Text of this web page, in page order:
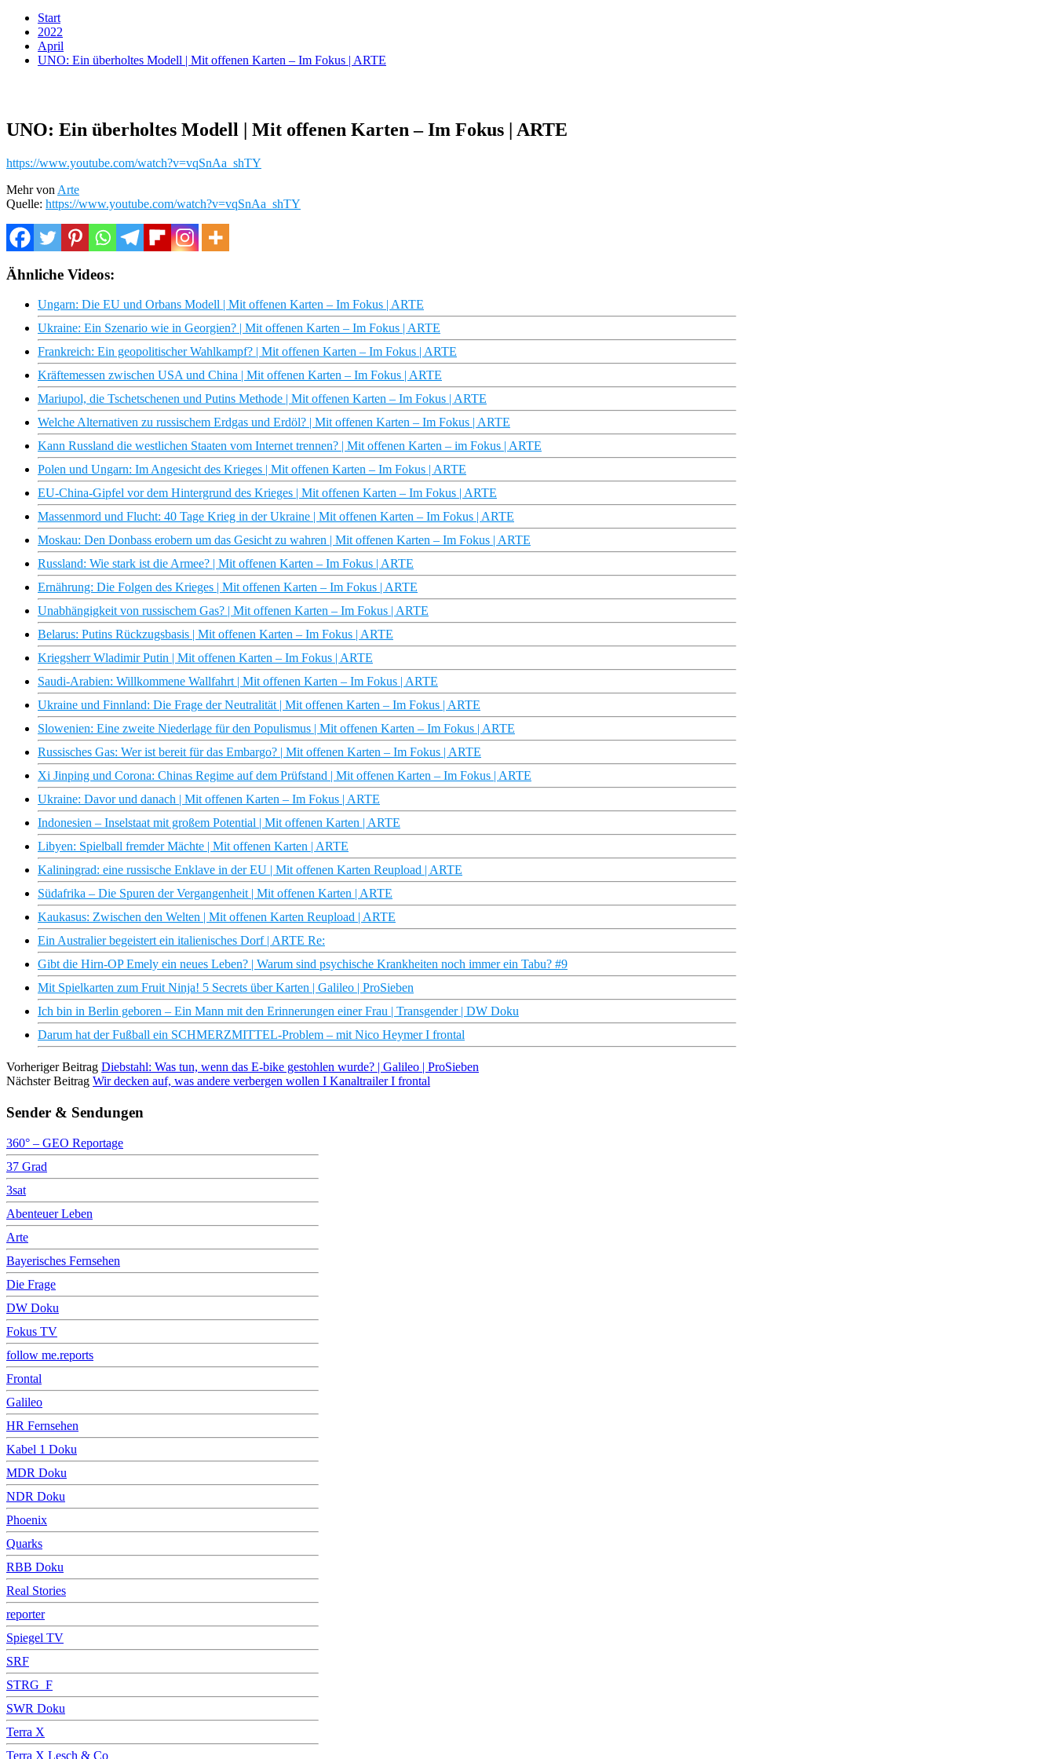
Start
2022
April
UNO: Ein überholtes Modell | Mit offenen Karten – Im Fokus | ARTE
UNO: Ein überholtes Modell | Mit offenen Karten – Im Fokus | ARTE
https://www.youtube.com/watch?v=vqSnAa_shTY
Mehr von Arte
Quelle: https://www.youtube.com/watch?v=vqSnAa_shTY
Ähnliche Videos:
Ungarn: Die EU und Orbans Modell | Mit offenen Karten – Im Fokus | ARTE
Ukraine: Ein Szenario wie in Georgien? | Mit offenen Karten – Im Fokus | ARTE
Frankreich: Ein geopolitischer Wahlkampf? | Mit offenen Karten – Im Fokus | ARTE
Kräftemessen zwischen USA und China | Mit offenen Karten – Im Fokus | ARTE
Mariupol, die Tschetschenen und Putins Methode | Mit offenen Karten – Im Fokus | ARTE
Welche Alternativen zu russischem Erdgas und Erdöl? | Mit offenen Karten – Im Fokus | ARTE
Kann Russland die westlichen Staaten vom Internet trennen? | Mit offenen Karten – im Fokus | ARTE
Polen und Ungarn: Im Angesicht des Krieges | Mit offenen Karten – Im Fokus | ARTE
EU-China-Gipfel vor dem Hintergrund des Krieges | Mit offenen Karten – Im Fokus | ARTE
Massenmord und Flucht: 40 Tage Krieg in der Ukraine | Mit offenen Karten – Im Fokus | ARTE
Moskau: Den Donbass erobern um das Gesicht zu wahren | Mit offenen Karten – Im Fokus | ARTE
Russland: Wie stark ist die Armee? | Mit offenen Karten – Im Fokus | ARTE
Ernährung: Die Folgen des Krieges | Mit offenen Karten – Im Fokus | ARTE
Unabhängigkeit von russischem Gas? | Mit offenen Karten – Im Fokus | ARTE
Belarus: Putins Rückzugsbasis | Mit offenen Karten – Im Fokus | ARTE
Kriegsherr Wladimir Putin | Mit offenen Karten – Im Fokus | ARTE
Saudi-Arabien: Willkommene Wallfahrt | Mit offenen Karten – Im Fokus | ARTE
Ukraine und Finnland: Die Frage der Neutralität | Mit offenen Karten – Im Fokus | ARTE
Slowenien: Eine zweite Niederlage für den Populismus | Mit offenen Karten – Im Fokus | ARTE
Russisches Gas: Wer ist bereit für das Embargo? | Mit offenen Karten – Im Fokus | ARTE
Xi Jinping und Corona: Chinas Regime auf dem Prüfstand | Mit offenen Karten – Im Fokus | ARTE
Ukraine: Davor und danach | Mit offenen Karten – Im Fokus | ARTE
Indonesien – Inselstaat mit großem Potential | Mit offenen Karten | ARTE
Libyen: Spielball fremder Mächte | Mit offenen Karten | ARTE
Kaliningrad: eine russische Enklave in der EU | Mit offenen Karten Reupload | ARTE
Südafrika – Die Spuren der Vergangenheit | Mit offenen Karten | ARTE
Kaukasus: Zwischen den Welten | Mit offenen Karten Reupload | ARTE
Ein Australier begeistert ein italienisches Dorf | ARTE Re:
Gibt die Hirn-OP Emely ein neues Leben? | Warum sind psychische Krankheiten noch immer ein Tabu? #9
Mit Spielkarten zum Fruit Ninja! 5 Secrets über Karten | Galileo | ProSieben
Ich bin in Berlin geboren – Ein Mann mit den Erinnerungen einer Frau | Transgender | DW Doku
Darum hat der Fußball ein SCHMERZMITTEL-Problem – mit Nico Heymer I frontal
Vorheriger Beitrag Diebstahl: Was tun, wenn das E-bike gestohlen wurde? | Galileo | ProSieben
Nächster Beitrag Wir decken auf, was andere verbergen wollen I Kanaltrailer I frontal
Sender & Sendungen
360° – GEO Reportage
37 Grad
3sat
Abenteuer Leben
Arte
Bayerisches Fernsehen
Die Frage
DW Doku
Fokus TV
follow me.reports
Frontal
Galileo
HR Fernsehen
Kabel 1 Doku
MDR Doku
NDR Doku
Phoenix
Quarks
RBB Doku
Real Stories
reporter
Spiegel TV
SRF
STRG_F
SWR Doku
Terra X
Terra X Lesch & Co